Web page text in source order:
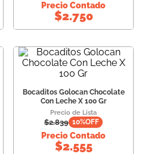
Precio Contado
$2.750
Bocaditos Golocan Chocolate
Con Leche X 100 Gr
Precio de Lista
$2.839 10%OFF
Precio Contado
$2.555